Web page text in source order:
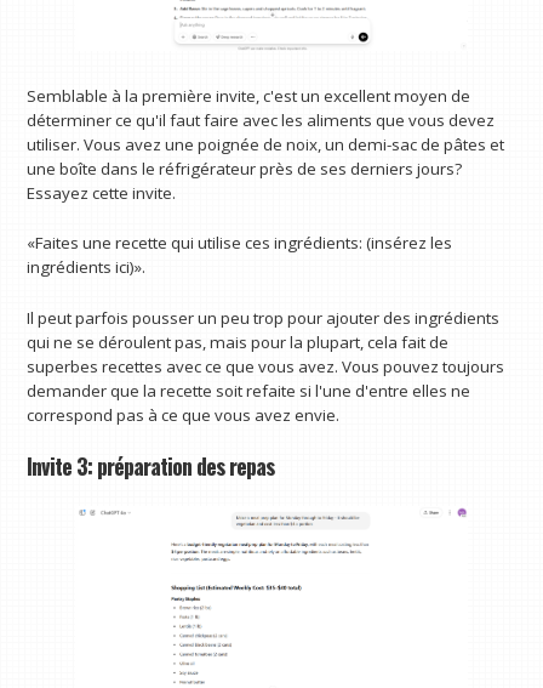
Semblable à la première invite, c'est un excellent moyen de
déterminer ce qu'il faut faire avec les aliments que vous devez
utiliser. Vous avez une poignée de noix, un demi-sac de pâtes et
une boîte dans le réfrigérateur près de ses derniers jours?
Essayez cette invite.
«Faites une recette qui utilise ces ingrédients: (insérez les
ingrédients ici)».
Il peut parfois pousser un peu trop pour ajouter des ingrédients
qui ne se déroulent pas, mais pour la plupart, cela fait de
superbes recettes avec ce que vous avez. Vous pouvez toujours
demander que la recette soit refaite si l'une d'entre elles ne
correspond pas à ce que vous avez envie.
Invite 3: préparation des repas